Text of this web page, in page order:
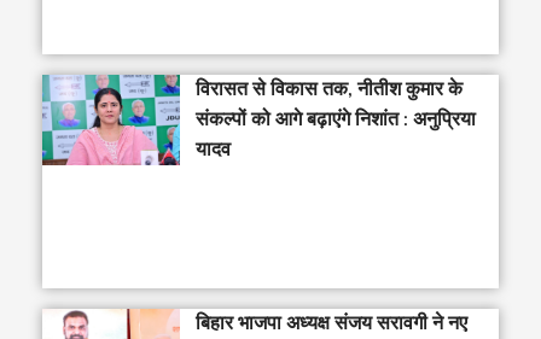
विरासत से विकास तक, नीतीश कुमार के
संकल्पों को आगे बढ़ाएंगे निशांत : अनुप्रिया
यादव
बिहार भाजपा अध्यक्ष संजय सरावगी ने नए